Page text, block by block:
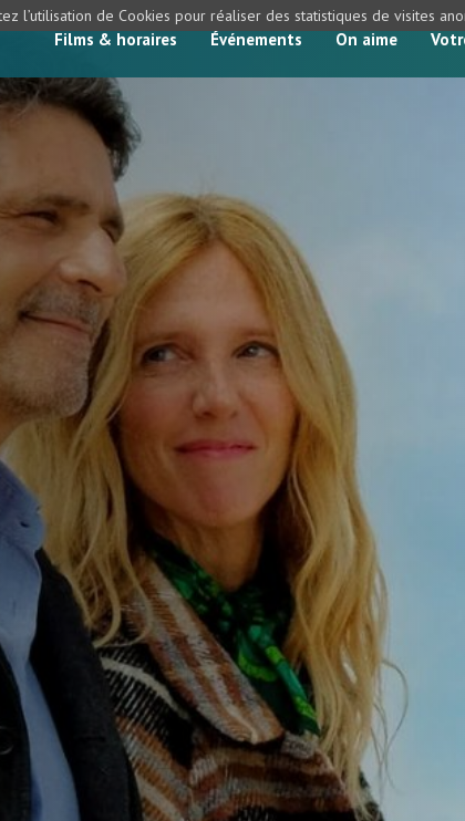
Films & horaires Événements On aime
l’utilisation de Cookies pour réaliser des statistiques de visites